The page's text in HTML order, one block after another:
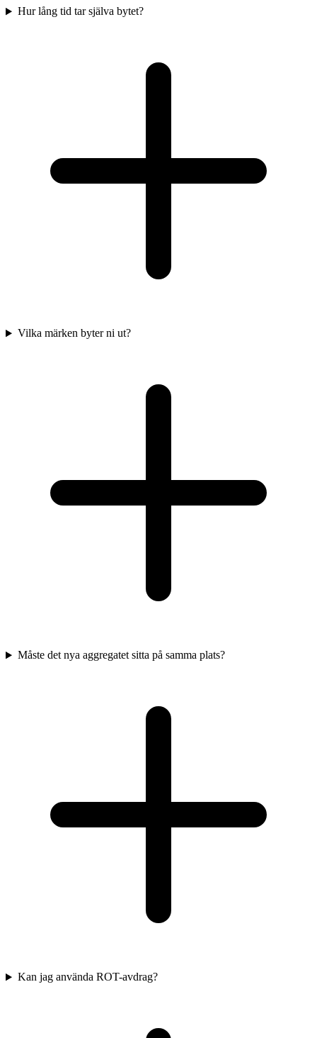
Hur lång tid tar själva bytet?
Vilka märken byter ni ut?
Måste det nya aggregatet sitta på samma plats?
Kan jag använda ROT-avdrag?